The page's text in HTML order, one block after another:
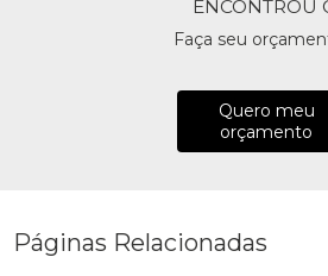
ENCONTROU
Faça seu
Quero meu
orçamento
Páginas Relacionadas